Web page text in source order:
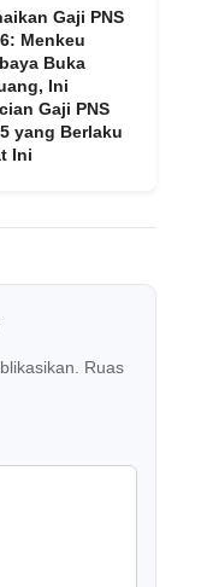
Gaji PNS
Menkeu
Buka
Ini
Gaji PNS
yang Berlaku
Ini
Ruas